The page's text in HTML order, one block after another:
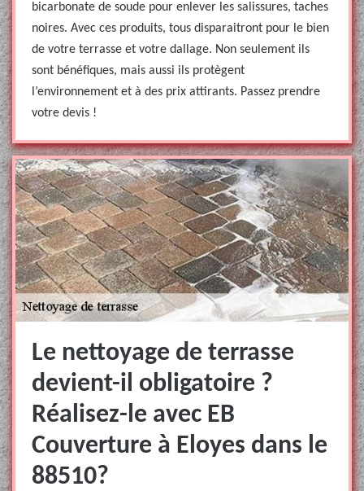
bicarbonate de soude pour enlever les salissures, taches
noires. Avec ces produits, tous disparaitront pour le bien
de votre terrasse et votre dallage. Non seulement ils
sont bénéfiques, mais aussi ils protègent
l’environnement et à des prix attirants. Passez prendre
votre devis !
Le nettoyage de terrasse
devient-il obligatoire ?
Réalisez-le avec EB
Couverture à Eloyes dans le
88510?